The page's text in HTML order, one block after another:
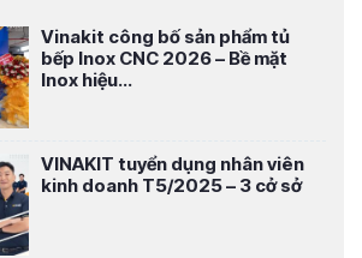
Vinakit công bố sản phẩm tủ
bếp Inox CNC 2026 – Bề mặt
Inox hiệu...
VINAKIT tuyển dụng nhân viên
kinh doanh T5/2025 – 3 cở sở